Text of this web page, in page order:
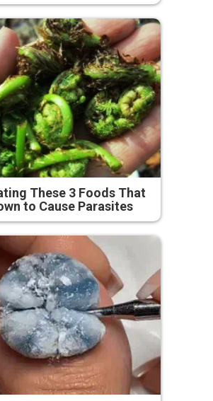
These 3 Foods That
to Cause Parasites